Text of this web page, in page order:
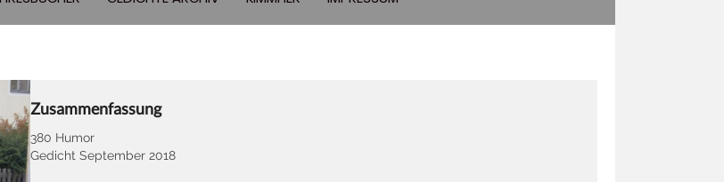
Zusammenfassung
380 Humor
Gedicht September 2018